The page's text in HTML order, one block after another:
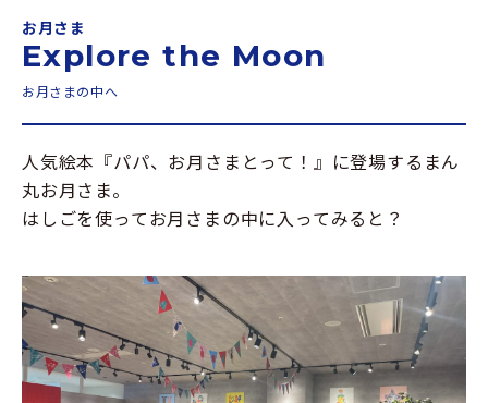
お月さま
Explore the Moon
お月さまの中へ
人気絵本『パパ、お月さまとって！』に登場するまん
丸お月さま。
はしごを使ってお月さまの中に入ってみると？